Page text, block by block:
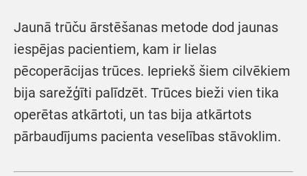
Jaunā trūču ārstēšanas metode dod jaunas
iespējas pacientiem, kam ir lielas
pēcoperācijas trūces. Iepriekš šiem cilvēkiem
bija sarežģīti palīdzēt. Trūces bieži vien tika
operētas atkārtoti, un tas bija atkārtots
pārbaudījums pacienta veselības stāvoklim.